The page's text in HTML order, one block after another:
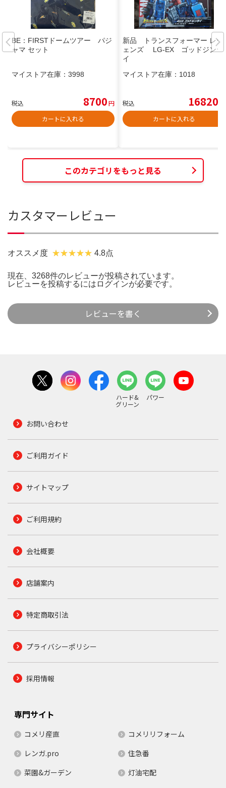
BE：FIRSTドームツアー パジ
ャマ セット
マイストア在庫： 3998
税込 8700円
カートに入れる
新品 トランスフォーマー レジ
ェンズ LG-EX ゴッドジンラ
イ
マイストア在庫： 1018
税込 16820
カートに入れる
このカテゴリをもっと見る
カスタマーレビュー
オススメ度 4.8点
現在、3268件のレビューが投稿されています。
レビューを投稿するには ログインが必要です。
レビューを書く
ハード&
グリーン
パワー
お問い合わせ
ご利用ガイド
サイトマップ
ご利用規約
会社概要
店舗案内
特定商取引法
プライバシーポリシー
採用情報
専門サイト
コメリ産直
コメリリフォーム
レンガ.pro
住急番
菜園&ガーデン
灯油宅配